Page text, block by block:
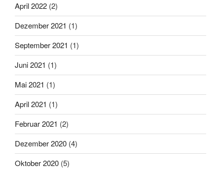
April 2022 (2)
Dezember 2021 (1)
September 2021 (1)
Juni 2021 (1)
Mai 2021 (1)
April 2021 (1)
Februar 2021 (2)
Dezember 2020 (4)
Oktober 2020 (5)